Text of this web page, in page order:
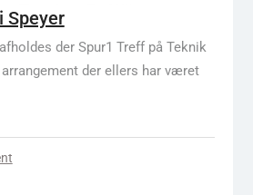
Speyer
der Spur1 Treff på Teknik
der ellers har været